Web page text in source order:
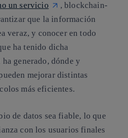
un servicio
, blockchain-
que la información
veraz, y conocer en todo
ha tenido dicha
generado, dónde y
mejorar distintas
más eficientes.
de datos sea fiable, lo que
con los usuarios finales